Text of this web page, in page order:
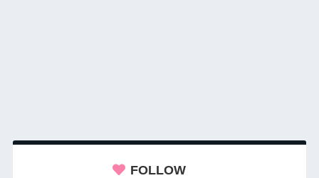
FOLLOW